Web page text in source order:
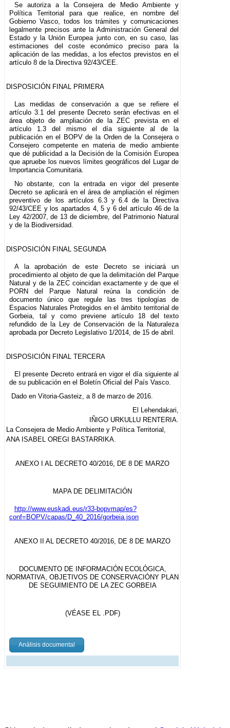
Se autoriza a la Consejera de Medio Ambiente y
Política Territorial para que realice, en nombre del
Gobierno Vasco, todos los trámites y comunicaciones
legalmente precisos ante la Administración General del
Estado y la Unión Europea junto con, en su caso, las
estimaciones del coste económico preciso para la
aplicación de las medidas, a los efectos previstos en el
artículo 8 de la Directiva 92/43/CEE.
DISPOSICIÓN FINAL PRIMERA
Las medidas de conservación a que se refiere el
artículo 3.1 del presente Decreto serán efectivas en el
área objeto de ampliación de la ZEC prevista en el
artículo 1.3 del mismo el día siguiente al de la
publicación en el BOPV de la Orden de la Consejera o
Consejero competente en materia de medio ambiente
que dé publicidad a la Decisión de la Comisión Europea
que apruebe los nuevos límites geográficos del Lugar de
Importancia Comunitaria.
No obstante, con la entrada en vigor del presente
Decreto se aplicará en el área de ampliación el régimen
preventivo de los artículos 6.3 y 6.4 de la Directiva
92/43/CEE y los apartados 4, 5 y 6 del artículo 46 de la
Ley 42/2007, de 13 de diciembre, del Patrimonio Natural
y de la Biodiversidad.
DISPOSICIÓN FINAL SEGUNDA
A la aprobación de este Decreto se iniciará un
procedimiento al objeto de que la delimitación del Parque
Natural y de la ZEC coincidan exactamente y de que el
PORN del Parque Natural reúna la condición de
documento único que regule las tres tipologías de
Espacios Naturales Protegidos en el ámbito territorial de
Gorbeia, tal y como previene artículo 18 del texto
refundido de la Ley de Conservación de la Naturaleza
aprobada por Decreto Legislativo 1/2014, de 15 de abril.
DISPOSICIÓN FINAL TERCERA
El presente Decreto entrará en vigor el día siguiente al
de su publicación en el Boletín Oficial del País Vasco.
Dado en Vitoria-Gasteiz, a 8 de marzo de 2016.
El Lehendakari,
IÑIGO URKULLU RENTERIA.
La Consejera de Medio Ambiente y Política Territorial,
ANA ISABEL OREGI BASTARRIKA.
ANEXO I AL DECRETO 40/2016, DE 8 DE MARZO
MAPA DE DELIMITACIÓN
http://www.euskadi.eus/r33-bopvmap/es?
conf=BOPV/capas/D_40_2016/gorbeia.json
ANEXO II AL DECRETO 40/2016, DE 8 DE MARZO
DOCUMENTO DE INFORMACIÓN ECOLÓGICA,
NORMATIVA, OBJETIVOS DE CONSERVACIÓNY PLAN
DE SEGUIMIENTO DE LA ZEC GORBEIA
(VÉASE EL .PDF)
Análisis documental